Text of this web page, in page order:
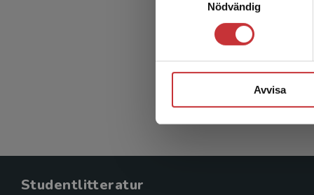
Nödvändig
Avvisa
Heiberg
534 kr
Exkl.
Studentlitteratur